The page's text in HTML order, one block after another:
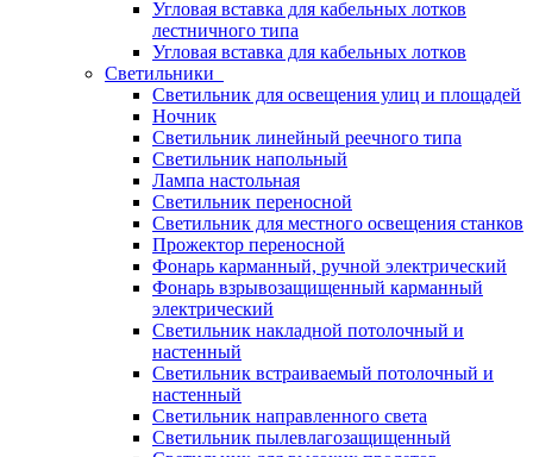
Угловая вставка для кабельных лотков
лестничного типа
Угловая вставка для кабельных лотков
Светильники
Светильник для освещения улиц и площадей
Ночник
Светильник линейный реечного типа
Светильник напольный
Лампа настольная
Светильник переносной
Светильник для местного освещения станков
Прожектор переносной
Фонарь карманный, ручной электрический
Фонарь взрывозащищенный карманный
электрический
Светильник накладной потолочный и
настенный
Светильник встраиваемый потолочный и
настенный
Светильник направленного света
Светильник пылевлагозащищенный